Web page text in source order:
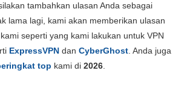
5.3
3.3
tambahkan ulasan Anda sebagai
lama lagi, kami akan memberikan ulasan
seperti yang kami lakukan untuk VPN
ExpressVPN dan CyberGhost. Anda juga
top kami di 2026.